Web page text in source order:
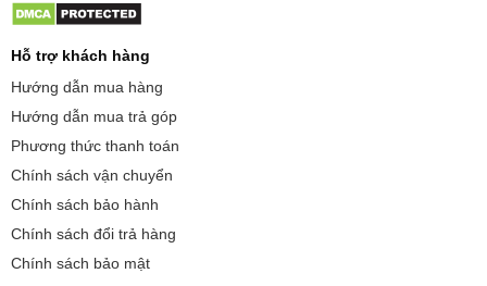
Hỗ trợ khách hàng
Hướng dẫn mua hàng
Hướng dẫn mua trả góp
Phương thức thanh toán
Chính sách vận chuyển
Chính sách bảo hành
Chính sách đổi trả hàng
Chính sách bảo mật